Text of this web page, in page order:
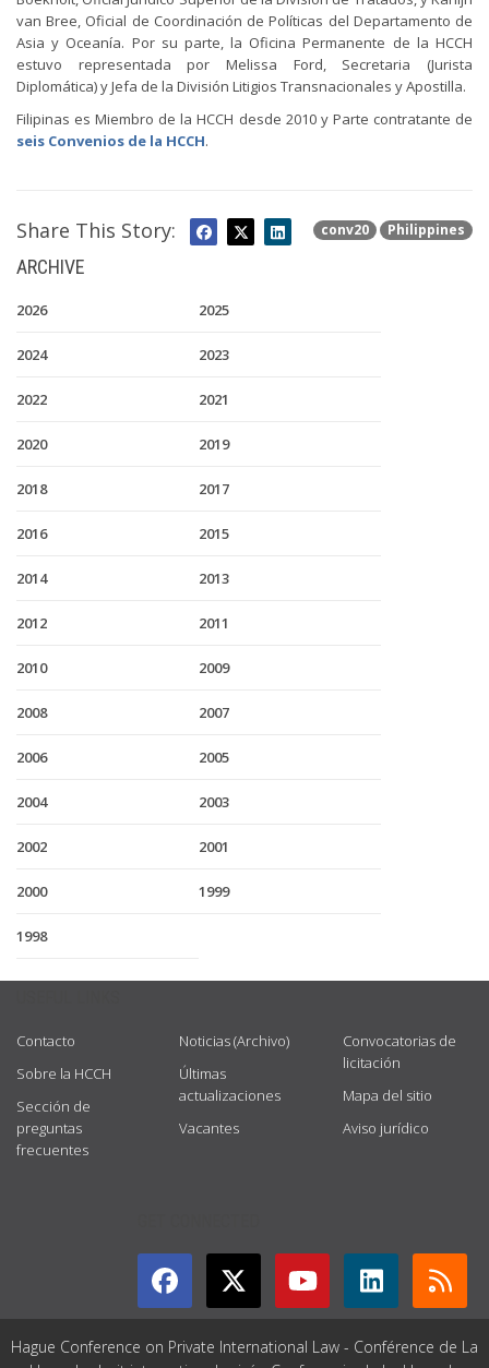
van Bree, Oficial de Coordinación de Políticas del Departamento de
Asia y Oceanía. Por su parte, la Oficina Permanente de la HCCH
estuvo representada por Melissa Ford, Secretaria (Jurista
Diplomática) y Jefa de la División Litigios Transnacionales y Apostilla.
Filipinas es Miembro de la HCCH desde 2010 y Parte contratante de
seis Convenios de la HCCH.
conv20 Philippines
Share This Story:
ARCHIVE
2026 2025
2024 2023
2022 2021
2020 2019
2018 2017
2016 2015
2014 2013
2012 2011
2010 2009
2008 2007
2006 2005
2004 2003
2002 2001
2000 1999
1998
Contacto
Sobre la HCCH
Sección de
preguntas
frecuentes
Noticias (Archivo)
Últimas
actualizaciones
Vacantes
Convocatorias de
licitación
Mapa del sitio
Aviso jurídico
Hague Conference on Private International Law - Conférence de La